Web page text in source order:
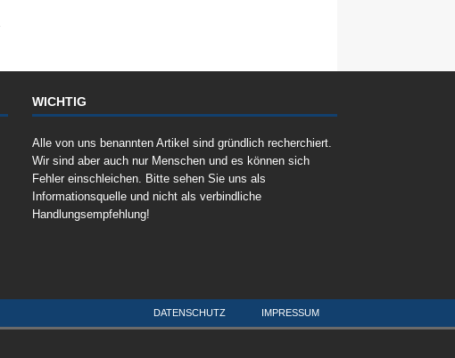
WICHTIG
Alle von uns benannten Artikel sind gründlich recherchiert.
Wir sind aber auch nur Menschen und es können sich
Fehler einschleichen. Bitte sehen Sie uns als
Informationsquelle und nicht als verbindliche
Handlungsempfehlung!
DATENSCHUTZ IMPRESSUM